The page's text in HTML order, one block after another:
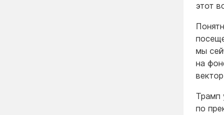
этот
мы
на
Трамп
по